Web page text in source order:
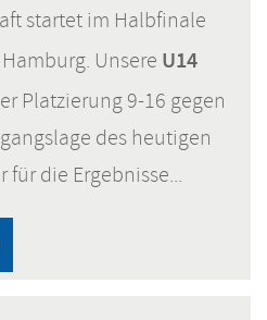
startet im Halbfinale
Unsere U14
Platzierung 9-16 gegen
des heutigen
für die Ergebnisse...